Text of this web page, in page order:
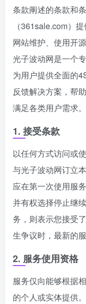
条款阐述的条款和
（361sale.com）
网站维护、使用开
光子波动网是一个
为用户提供全面的
反馈解决方案，帮
满足各类用户需求。
1. 接受条款
以任何方式访问或
与光子波动网订立
应在第一次使用服
并有权选择停止继
务，则表示您接受
生争议时，最新的
2. 服务使用资格
服务仅向能够根据
的个人或实体提供